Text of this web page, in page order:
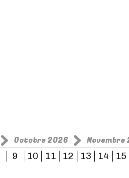
Octobre 2026 Novembre
9 10 11 12 13 14 15